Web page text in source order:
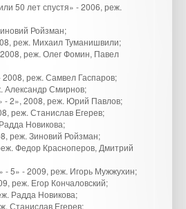
50 лет спустя» - 2006, реж.
Ройзман;
реж. Михаил Туманишвили;
реж. Олег Фомин, Павел
2008, реж. Самвел Гаспаров;
Александр Смирнов;
- 2», 2008, реж. Юрий Павлов;
реж. Станислав Егерев;
Новикова;
реж. Зиновий Ройзман;
Федор Красноперов, Дмитрий
- 5» - 2009, реж. Игорь Мужжухин;
реж. Егор Кончаловский;
Радда Новикова;
Станислав Егерев;